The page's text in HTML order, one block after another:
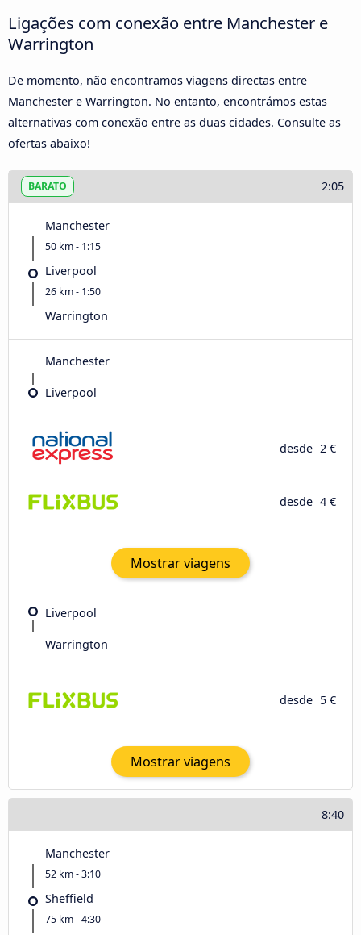
Ligações com conexão entre Manchester e
Warrington
De momento, não encontramos viagens directas entre
Manchester e Warrington. No entanto, encontrámos estas
alternativas com conexão entre as duas cidades. Consulte as
ofertas abaixo!
BARATO 2:05
Manchester
50 km - 1:15
Liverpool
26 km - 1:50
Warrington
Manchester
Liverpool
desde 2 €
desde 4 €
Mostrar viagens
Liverpool
Warrington
desde 5 €
Mostrar viagens
8:40
Manchester
52 km - 3:10
Sheffield
75 km - 4:30